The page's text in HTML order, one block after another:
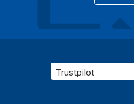
Trustpilot